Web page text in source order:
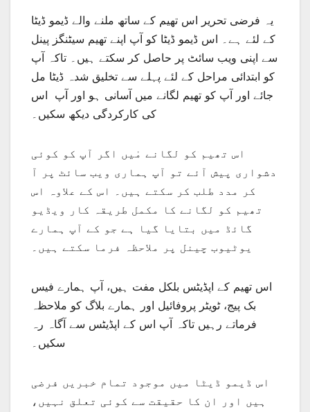
یہ فرضی تحریر اس تھیم کے ساتھ ملنے والے ڈیمو ڈیٹا
کے لئے ہے۔ اس ڈیمو ڈیٹا کو آپ اپنے تھیم سیٹنگز پینل
سے اپنی ویب سائٹ پر حاصل کر سکتے ہیں۔ تاکہ آپ
کو ابتدائی مراحل کے لئے پہلے سے تخلیق شدہ ڈیٹا مل
جائے اور آپ کو تھیم لگانے میں آسانی ہو اور آپ اس
کی کارکردگی دیکھ سکیں۔
اس تھیم کو لگانے مٰیں اگر آپ کو کوئی
دشواری پیش آئے تو آپ ہماری ویب سائٹ پر آ
کر مدد طلب کر سکتے ہیں۔ اس کے علاوہ اس
تھیم کو لگانے کا مکمل طریقہ کار ویڈیو
گائڈ میں بتایا گیا ہے جو کے آپ ہمارے
یوٹیوب چینل پر ملاحظہ فرما سکتے ہیں۔
اس تھیم کے اپڈیٹس بلکل مفت ہیں، آپ ہمارے فیس
بک پیج، ٹویٹر پروفائیل اور ہمارے بلاگ کو ملاحظہ
فرماتے رہیں تاکہ آپ اس کے اپڈیٹس سے آگاہ رہ
سکیں۔
اس ڈیمو ڈیٹا میں موجود تمام خبریں فرضی
ہیں اور ان کا حقیقت سے کوئی تعلق نہیں،